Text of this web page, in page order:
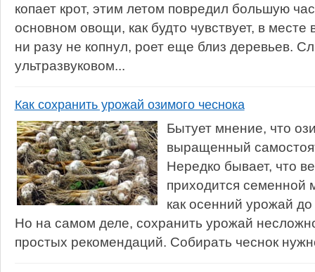
копает крот, этим летом повредил большую
основном овощи, как будто чувствует, в
ни разу не копнул, роет еще близ деревьев.
ультразвуковом...
Как сохранить урожай озимого чеснока
Бытует мнение, что
выращенный
Нередко бывает, что
приходится семенной
как осенний урожай
Но на самом деле, сохранить урожай
простых рекомендаций. Собирать чеснок